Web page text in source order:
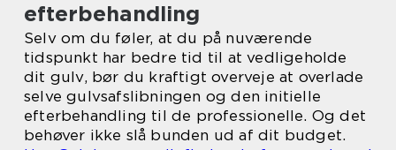
efterbehandling
Selv om du føler, at du på nuværende
tidspunkt har bedre tid til at vedligeholde
dit gulv, bør du kraftigt overveje at overlade
selve gulvsafslibningen og den initielle
efterbehandling til de professionelle. Og det
behøver ikke slå bunden ud af dit budget.